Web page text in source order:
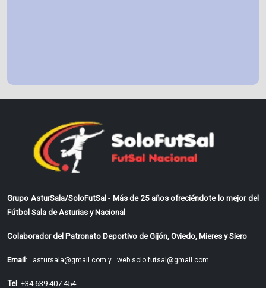
Grupo AsturSala/SoloFutSal - Más de 25 años ofreciéndote lo mejor del
Fútbol Sala de Asturias y Nacional
Colaborador del Patronato Deportivo de Gijón, Oviedo, Mieres y Siero
Email: astursala@gmail.com y web.solo.futsal@gmail.com
Tel: +34 639 407 454